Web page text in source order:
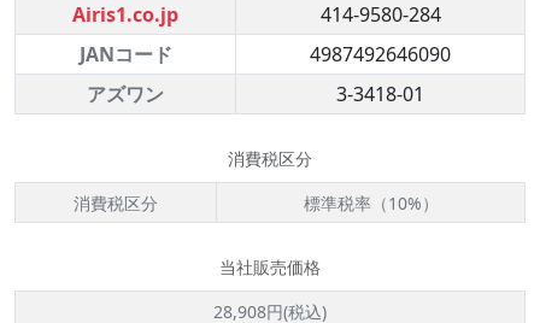
Airis1.co.jp
414-9580-284
JANコード
4987492646090
アズワン
3-3418-01
消費税区分
消費税区分
標準税率（10%）
当社販売価格
28,908円(税込)